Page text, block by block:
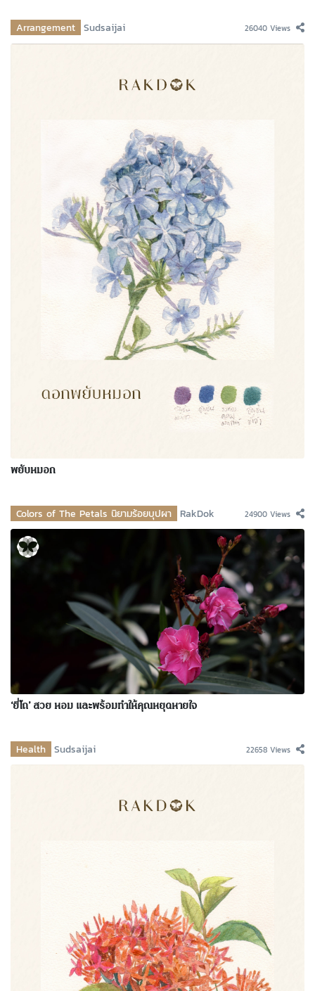
Arrangement Sudsaijai 26040 Views
พยับหมอก
Colors of The Petals นิยามร้อยบุปผา RakDok 24900 Views
‘ยี่โถ’ สวย หอม และพร้อมทำให้คุณหยุดหายใจ
Health Sudsaijai 22658 Views